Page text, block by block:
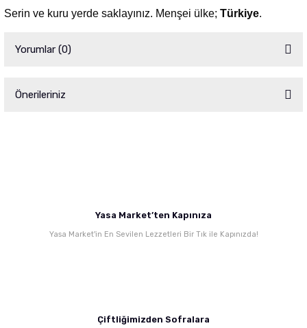
Serin ve kuru yerde saklayınız. Menşei ülke; Türkiye.
Yorumlar (0)
Önerileriniz
Ürün açıklamasında eksik bilgiler bulunuyor.
Yasa Market’ten Kapınıza
Yasa Market'in En Sevilen Lezzetleri Bir Tık ile Kapınızda!
Çiftliğimizden Sofralara